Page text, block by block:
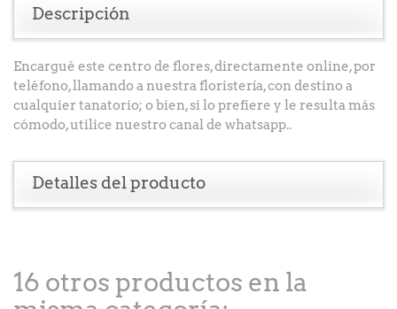
Descripción
Encargué este centro de flores, directamente online, por
teléfono, llamando a nuestra floristería, con destino a
cualquier tanatorio; o bien, si lo prefiere y le resulta más
cómodo, utilice nuestro canal de whatsapp..
Detalles del producto
16 otros productos en la